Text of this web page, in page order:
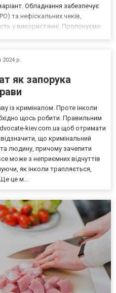
Обладнання забезпечує
та нефіскальних чеків,
у використанні. Пропонуємо
р.
як запорука
із криміналом. Проте інколи
щось робити. Правильним
kiev.com.ua щоб отримати
що кримінальний
людину, причому зачепити
може з неприємних відчуттів
як інколи трапляється,
це м...